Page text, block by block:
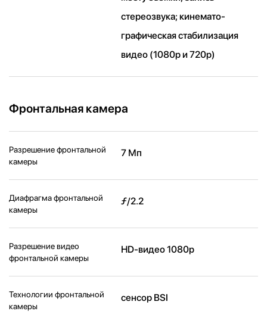
стереозвука; кинемато­
графическая стабилизация
видео (1080p и 720p)
Фронтальная камера
Разрешение фронтальной
камеры
7 Мп
Диафрагма фронтальной
камеры
ƒ/2.2
Разрешение видео
фронтальной камеры
HD-видео 1080p
Технологии фронтальной
камеры
сенсор BSI